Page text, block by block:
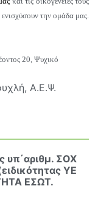
την ομάδα μας.
20, Ψυχικό
Α.Ε.Ψ.
υπ΄αριθμ. ΣΟΧ
ΥΕ
ΕΣΩΤ.